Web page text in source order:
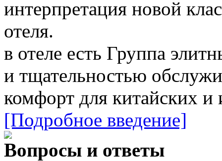
интерпретация новой
отеля.
в отеле есть Группа
и тщательностью
комфорт для китайских и
[Подробное введение]
Вопросы и ответы